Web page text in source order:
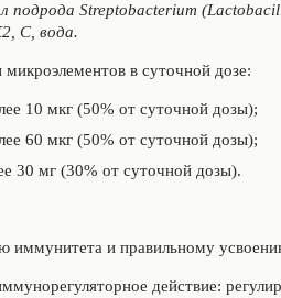
подрода Streptobacterium
С, вода.
в суточной дозе:
10 мкг (50% от суточной дозы);
60 мкг (50% от суточной дозы);
30 мг (30% от суточной дозы).
иммунитета и правильному
действие: